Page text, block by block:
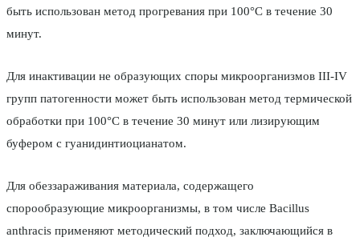
быть использован метод прогревания при 100°С в течение 30
минут.
Для инактивации не образующих споры микроорганизмов III-IV
групп патогенности может быть использован метод термической
обработки при 100°С в течение 30 минут или лизирующим
буфером с гуанидинтиоцианатом.
Для обеззараживания материала, содержащего
спорообразующие микроорганизмы, в том числе Bacillus
anthracis применяют методический подход, заключающийся в